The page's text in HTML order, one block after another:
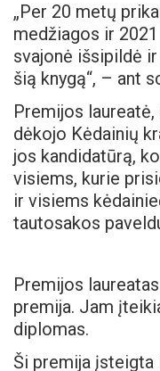
„Per 20 metų
medžiagos ir
svajonė išsipildė
šią knygą“, – ant
Premijos
dėkojo Kėdainių
jos kandidatūrą,
visiems, kurie
ir visiems
tautosakos
Premijos
premija. Jam
diplomas.
Ši premija įsteigta